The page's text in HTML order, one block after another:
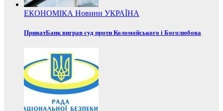
ЕКОНОМІКА Новини УКРАЇНА
ПриватБанк виграв суд проти Коломойського і Боголюбова